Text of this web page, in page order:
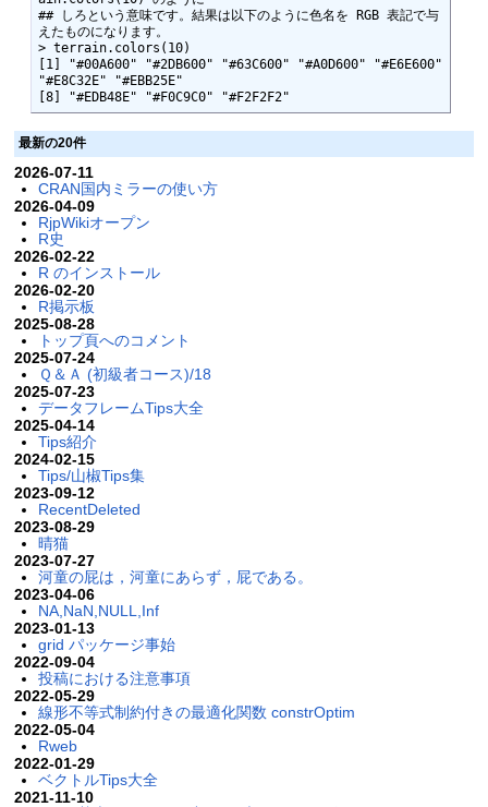
## しろという意味です。結果は以下のように色名を RGB 表記で与
えたものになります。
> terrain.colors(10)
[1] "#00A600" "#2DB600" "#63C600" "#A0D600" "#E6E600"
"#E8C32E" "#EBB25E"
[8] "#EDB48E" "#F0C9C0" "#F2F2F2"
最新の20件
2026-07-11
CRAN国内ミラーの使い方
2026-04-09
RjpWikiオープン
R史
2026-02-22
R のインストール
2026-02-20
R掲示板
2025-08-28
トップ頁へのコメント
2025-07-24
Ｑ＆Ａ (初級者コース)/18
2025-07-23
データフレームTips大全
2025-04-14
Tips紹介
2024-02-15
Tips/山椒Tips集
2023-09-12
RecentDeleted
2023-08-29
晴猫
2023-07-27
河童の屁は，河童にあらず，屁である。
2023-04-06
NA,NaN,NULL,Inf
2023-01-13
grid パッケージ事始
2022-09-04
投稿における注意事項
2022-05-29
線形不等式制約付きの最適化関数 constrOptim
2022-05-04
Rweb
2022-01-29
ベクトルTips大全
2021-11-10